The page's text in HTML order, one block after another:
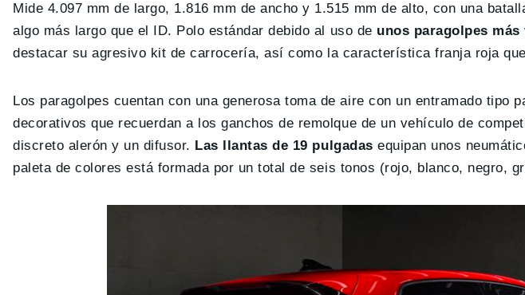
Mide 4.097 mm de largo, 1.816 mm de ancho y 1.515 mm de alto, con una
algo más largo que el ID. Polo estándar debido al uso de unos paragolpes
destacar su agresivo kit de carrocería, así como la característica franja roja
Los paragolpes cuentan con una generosa toma de aire con un entramado tipo
decorativos que recuerdan a los ganchos de remolque de un vehículo de
discreto alerón y un difusor. Las llantas de 19 pulgadas equipan unos
paleta de colores está formada por un total de seis tonos (rojo, blanco, negro,